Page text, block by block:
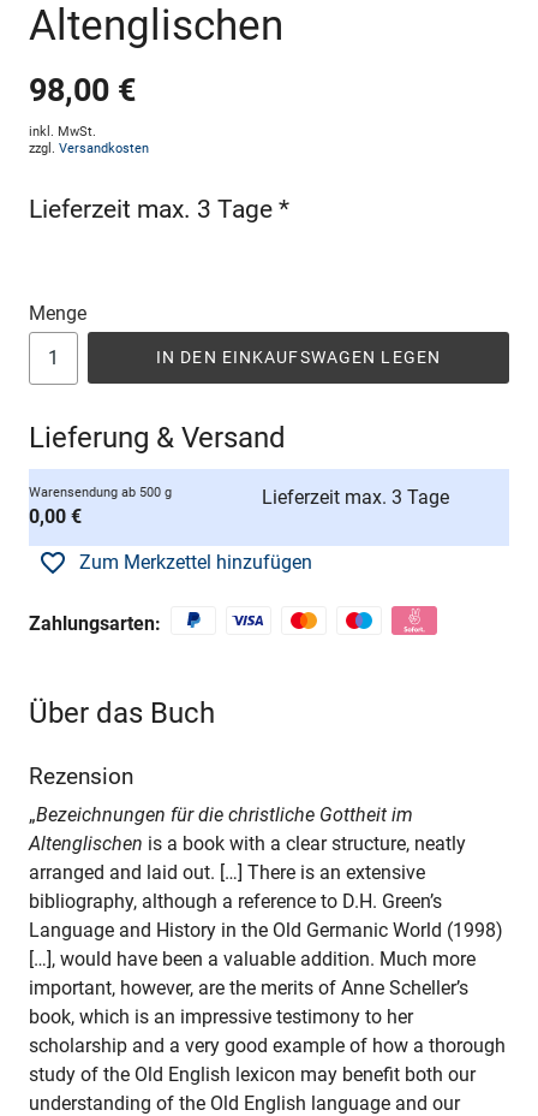
Altenglischen
98,00 €
inkl. MwSt.
zzgl. Versandkosten
Lieferzeit max. 3 Tage *
Menge
IN DEN EINKAUFSWAGEN LEGEN
Lieferung & Versand
Warensendung ab 500 g
0,00 €
Lieferzeit max. 3 Tage
Zum Merkzettel hinzufügen
Zahlungsarten:
Über das Buch
Rezension
„Bezeichnungen für die christliche Gottheit im
Altenglischen is a book with a clear structure, neatly
arranged and laid out. […] There is an extensive
bibliography, although a reference to D.H. Green’s
Language and History in the Old Germanic World (1998)
[…], would have been a valuable addition. Much more
important, however, are the merits of Anne Scheller’s
book, which is an impressive testimony to her
scholarship and a very good example of how a thorough
study of the Old English lexicon may benefit both our
understanding of the Old English language and our